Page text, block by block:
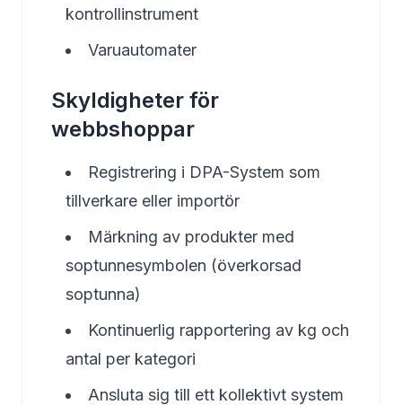
kontrollinstrument
Varuautomater
Skyldigheter för
webbshoppar
Registrering i DPA-System som
tillverkare eller importör
Märkning av produkter med
soptunnesymbolen (överkorsad
soptunna)
Kontinuerlig rapportering av kg och
antal per kategori
Ansluta sig till ett kollektivt system